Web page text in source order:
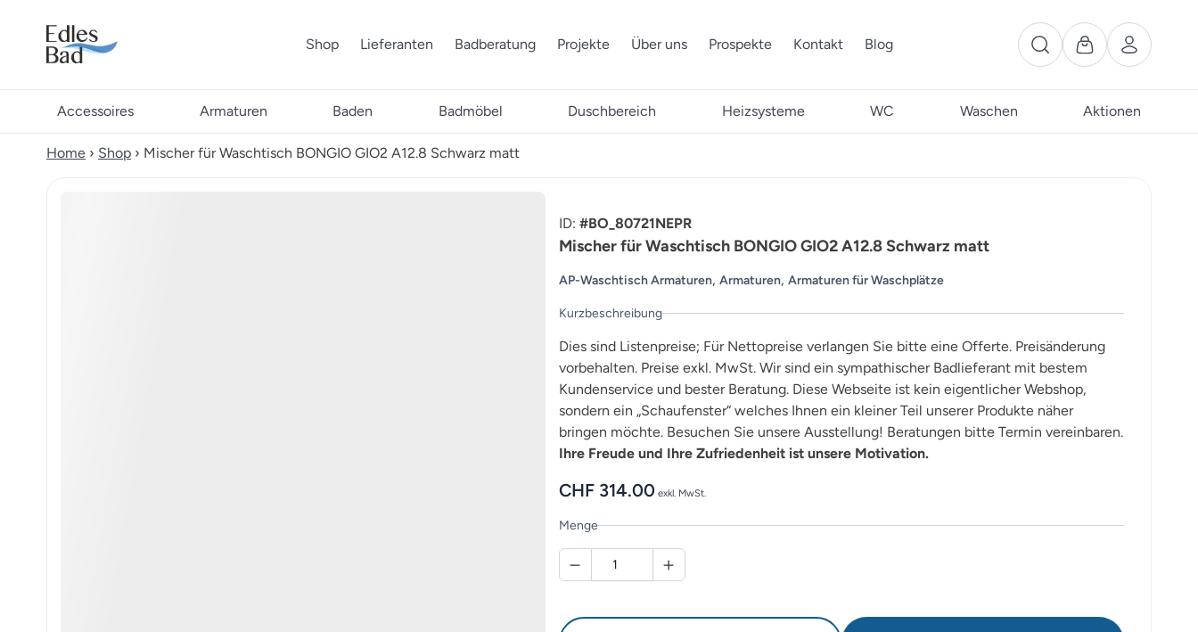
Shop Lieferanten Badberatung Projekte Über uns Prospekte Kontakt Blog
Accessoires Armaturen Baden Badmöbel Duschbereich Heizsysteme WC Waschen Aktionen
Home › Shop › Mischer für Waschtisch BONGIO GIO2 A12.8 Schwarz matt
ID: #BO_80721NEPR
Mischer für Waschtisch BONGIO GIO2 A12.8 Schwarz matt
AP-Waschtisch Armaturen, Armaturen, Armaturen für Waschplätze
Kurzbeschreibung
Dies sind Listenpreise; Für Nettopreise verlangen Sie bitte eine Offerte. Preisänderung
vorbehalten. Preise exkl. MwSt. Wir sind ein sympathischer Badlieferant mit bestem
Kundenservice und bester Beratung. Diese Webseite ist kein eigentlicher Webshop,
sondern ein „Schaufenster“ welches Ihnen ein kleiner Teil unserer Produkte näher
bringen möchte. Besuchen Sie unsere Ausstellung! Beratungen bitte Termin vereinbaren.
Ihre Freude und Ihre Zufriedenheit ist unsere Motivation.
CHF314.00 exkl. MwSt.
Menge